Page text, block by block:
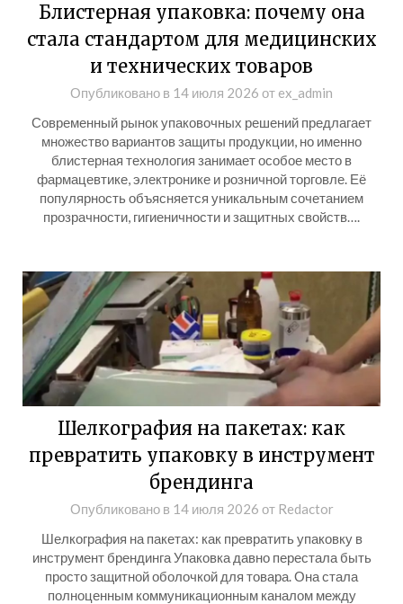
Блистерная упаковка: почему она
стала стандартом для медицинских
и технических товаров
Опубликовано в 14 июля 2026 от ex_admin
Современный рынок упаковочных решений предлагает
множество вариантов защиты продукции, но именно
блистерная технология занимает особое место в
фармацевтике, электронике и розничной торговле. Её
популярность объясняется уникальным сочетанием
прозрачности, гигиеничности и защитных свойств….
Шелкография на пакетах: как
превратить упаковку в инструмент
брендинга
Опубликовано в 14 июля 2026 от Redactor
Шелкография на пакетах: как превратить упаковку в
инструмент брендинга Упаковка давно перестала быть
просто защитной оболочкой для товара. Она стала
полноценным коммуникационным каналом между